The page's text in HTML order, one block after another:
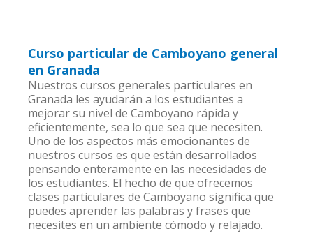
Curso particular de Camboyano general
en Granada
Nuestros cursos generales particulares en
Granada les ayudarán a los estudiantes a
mejorar su nivel de Camboyano rápida y
eficientemente, sea lo que sea que necesiten.
Uno de los aspectos más emocionantes de
nuestros cursos es que están desarrollados
pensando enteramente en las necesidades de
los estudiantes. El hecho de que ofrecemos
clases particulares de Camboyano significa que
puedes aprender las palabras y frases que
necesites en un ambiente cómodo y relajado.